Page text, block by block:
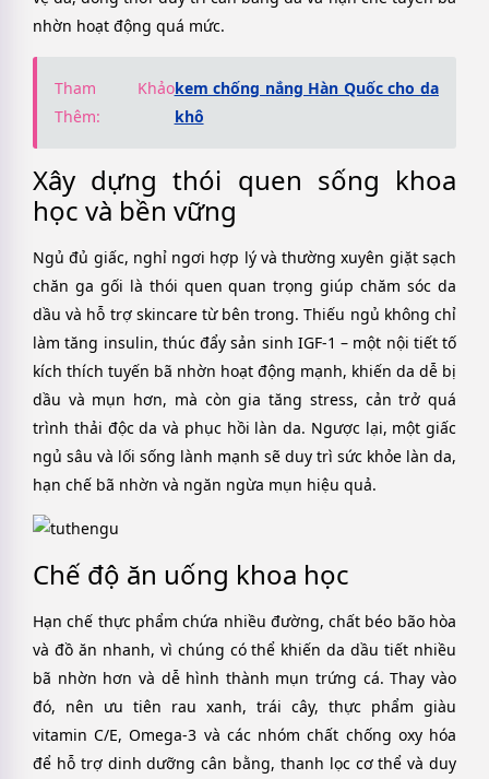
nhờn hoạt động quá mức.
Tham Khảo
Thêm:
kem chống nắng Hàn Quốc cho da
khô
Xây dựng thói quen sống khoa
học và bền vững
Ngủ đủ giấc, nghỉ ngơi hợp lý và thường xuyên giặt sạch
chăn ga gối là thói quen quan trọng giúp chăm sóc da
dầu và hỗ trợ skincare từ bên trong. Thiếu ngủ không chỉ
làm tăng insulin, thúc đẩy sản sinh IGF-1 – một nội tiết tố
kích thích tuyến bã nhờn hoạt động mạnh, khiến da dễ bị
dầu và mụn hơn, mà còn gia tăng stress, cản trở quá
trình thải độc da và phục hồi làn da. Ngược lại, một giấc
ngủ sâu và lối sống lành mạnh sẽ duy trì sức khỏe làn da,
hạn chế bã nhờn và ngăn ngừa mụn hiệu quả.
Chế độ ăn uống khoa học
Hạn chế thực phẩm chứa nhiều đường, chất béo bão hòa
và đồ ăn nhanh, vì chúng có thể khiến da dầu tiết nhiều
bã nhờn hơn và dễ hình thành mụn trứng cá. Thay vào
đó, nên ưu tiên rau xanh, trái cây, thực phẩm giàu
vitamin C/E, Omega-3 và các nhóm chất chống oxy hóa
để hỗ trợ dinh dưỡng cân bằng, thanh lọc cơ thể và duy